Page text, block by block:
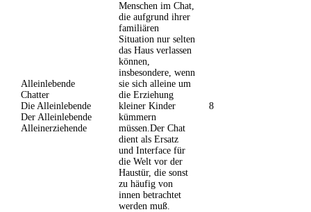
Alleinlebende
Chatter
Die Alleinlebende
Der Alleinlebende
Alleinerziehende
Menschen im Chat,
die aufgrund ihrer
familiären
Situation nur selten
das Haus verlassen
können,
insbesondere, wenn
sie sich alleine um
die Erziehung
kleiner Kinder
kümmern
müssen.Der Chat
dient als Ersatz
und Interface für
die Welt vor der
Haustür, die sonst
zu häufig von
innen betrachtet
werden muß.
8